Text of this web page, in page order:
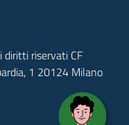
riservati CF
1 20124 Milano